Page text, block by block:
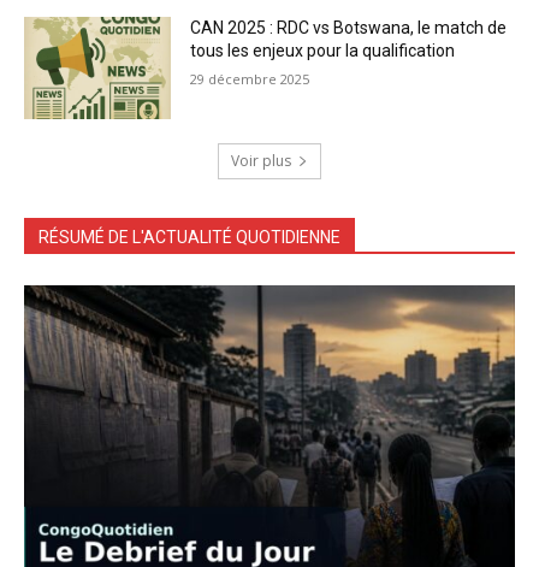
CAN 2025 : RDC vs Botswana, le match de
tous les enjeux pour la qualification
29 décembre 2025
Voir plus
RÉSUMÉ DE L'ACTUALITÉ QUOTIDIENNE